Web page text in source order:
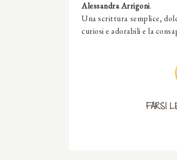
Alessandra Arrigoni.
Una scrittura semplice,
curiosi e adorabili e la